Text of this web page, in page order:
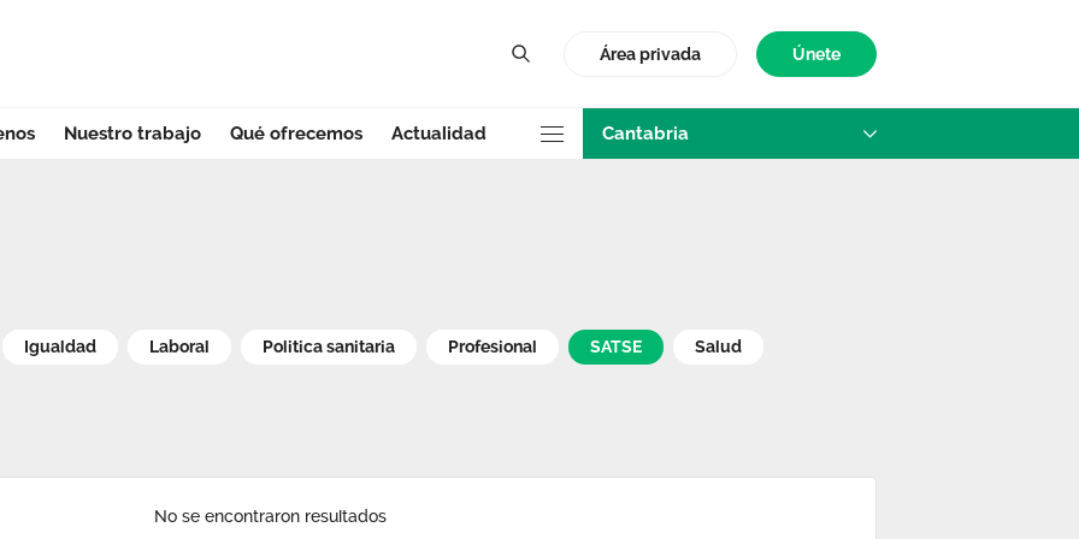
Área privada
Únete
Nuestro trabajo Qué ofrecemos Actualidad Cantabria
Igualdad Laboral Politica sanitaria Profesional SATSE Salud
No se encontraron resultados